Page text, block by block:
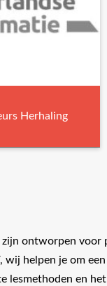
Herhaling
ontworpen voor
wij helpen je om
lesmethoden en